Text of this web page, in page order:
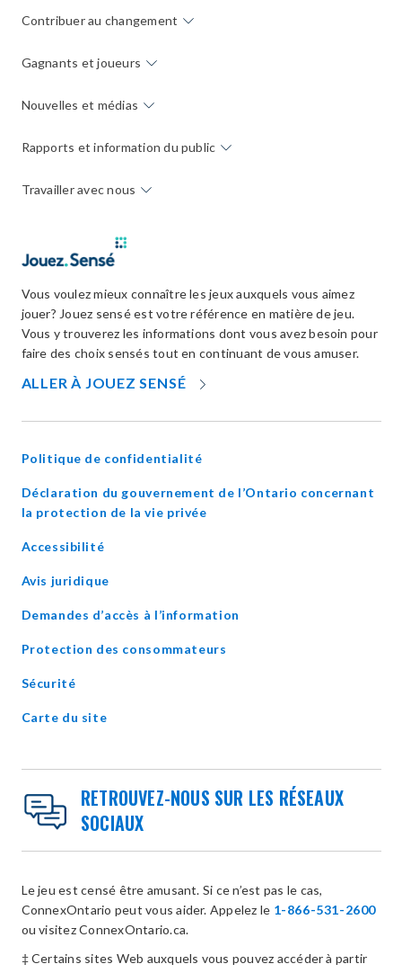
Contribuer au changement
Gagnants et joueurs
Nouvelles et médias
Rapports et information du public
Travailler avec nous
Vous voulez mieux connaître les jeux auxquels vous aimez
jouer? Jouez sensé est votre référence en matière de jeu.
Vous y trouverez les informations dont vous avez besoin pour
faire des choix sensés tout en continuant de vous amuser.
ALLER À JOUEZ SENSÉ
NEW
Politique de confidentialité
Déclaration du gouvernement de l’Ontario concernant
la protection de la vie privéeopens
Accessibilité
Avis juridique
Demandes d’accès à l’information
Protection des consommateurs
Sécurité
Carte du site
RETROUVEZ-NOUS SUR LES RÉSEAUX
SOCIAUX
Le jeu est censé être amusant. Si ce n’est pas le cas,
ConnexOntario peut vous aider. Appelez le 1-866-531-2600
ou visitez ConnexOntario.ca.
‡ Certains sites Web auxquels vous pouvez accéder à partir